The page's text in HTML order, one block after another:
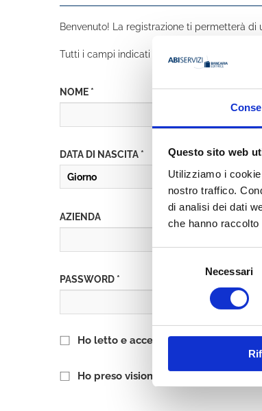
Questo sito web
Utilizziamo i
nostro traffico.
di analisi dei dati
che hanno
Selezione
consenso
Necessari
Benvenuto! La registrazione ti permetterà
Tutti i campi indicati con * sono obbligatori
NOME *
DATA DI NASCITA *
AZIENDA
PASSWORD *
Ho letto e accetto l’informativa sulla
Ho preso visione delle